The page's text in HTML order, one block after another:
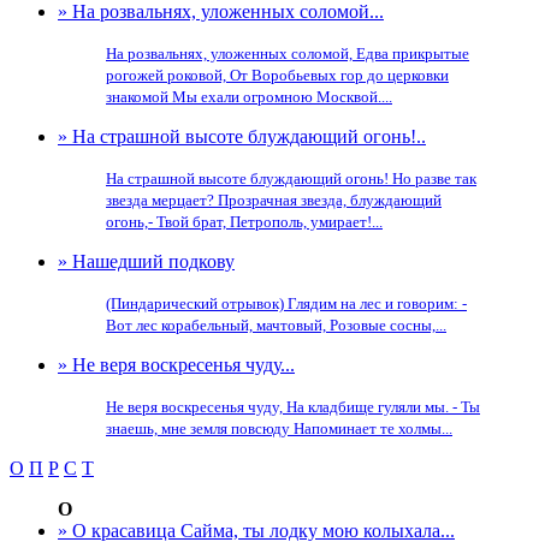
» На розвальнях, уложенных соломой...
На розвальнях, уложенных соломой, Едва прикрытые
рогожей роковой, От Воробьевых гор до церковки
знакомой Мы ехали огромною Москвой....
» На страшной высоте блуждающий огонь!..
На страшной высоте блуждающий огонь! Но разве так
звезда мерцает? Прозрачная звезда, блуждающий
огонь,- Твой брат, Петрополь, умирает!...
» Нашедший подкову
(Пиндарический отрывок) Глядим на лес и говорим: -
Вот лес корабельный, мачтовый, Розовые сосны,...
» Не веря воскресенья чуду...
Не веря воскресенья чуду, На кладбище гуляли мы. - Ты
знаешь, мне земля повсюду Напоминает те холмы...
О П Р С Т
О
» О красавица Сайма, ты лодку мою колыхала...